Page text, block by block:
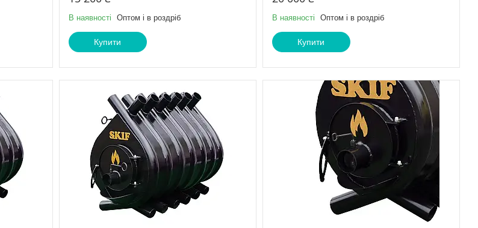
В наявності Оптом і в роздріб
Купити
В наявності Оптом і в роздріб
Купити